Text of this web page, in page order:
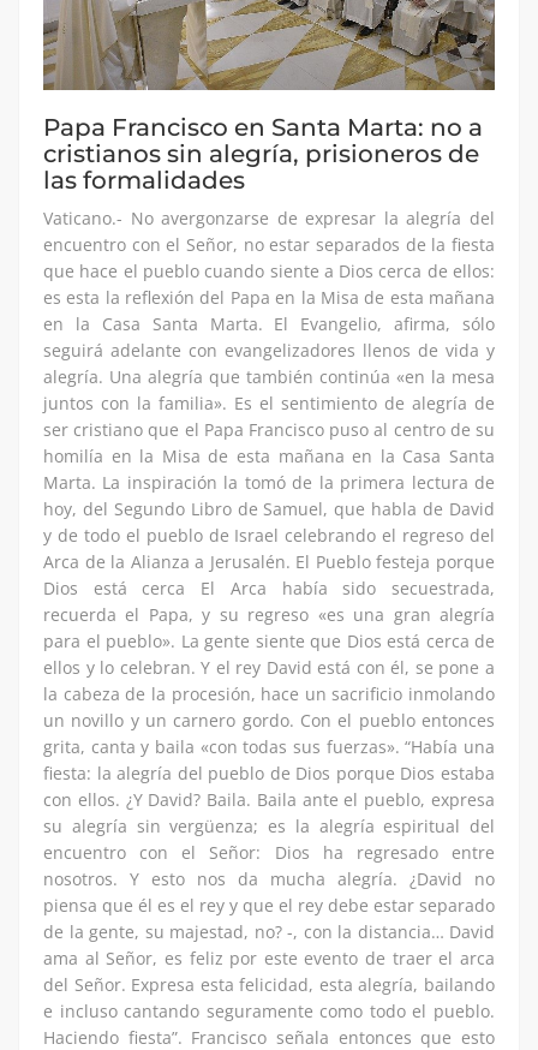
Papa Francisco en Santa Marta: no a
cristianos sin alegría, prisioneros de
las formalidades
Vaticano.- No avergonzarse de expresar la alegría del
encuentro con el Señor, no estar separados de la fiesta
que hace el pueblo cuando siente a Dios cerca de ellos:
es esta la reflexión del Papa en la Misa de esta mañana
en la Casa Santa Marta. El Evangelio, afirma, sólo
seguirá adelante con evangelizadores llenos de vida y
alegría. Una alegría que también continúa «en la mesa
juntos con la familia». Es el sentimiento de alegría de
ser cristiano que el Papa Francisco puso al centro de su
homilía en la Misa de esta mañana en la Casa Santa
Marta. La inspiración la tomó de la primera lectura de
hoy, del Segundo Libro de Samuel, que habla de David
y de todo el pueblo de Israel celebrando el regreso del
Arca de la Alianza a Jerusalén. El Pueblo festeja porque
Dios está cerca El Arca había sido secuestrada,
recuerda el Papa, y su regreso «es una gran alegría
para el pueblo». La gente siente que Dios está cerca de
ellos y lo celebran. Y el rey David está con él, se pone a
la cabeza de la procesión, hace un sacrificio inmolando
un novillo y un carnero gordo. Con el pueblo entonces
grita, canta y baila «con todas sus fuerzas». “Había una
fiesta: la alegría del pueblo de Dios porque Dios estaba
con ellos. ¿Y David? Baila. Baila ante el pueblo, expresa
su alegría sin vergüenza; es la alegría espiritual del
encuentro con el Señor: Dios ha regresado entre
nosotros. Y esto nos da mucha alegría. ¿David no
piensa que él es el rey y que el rey debe estar separado
de la gente, su majestad, no? -, con la distancia… David
ama al Señor, es feliz por este evento de traer el arca
del Señor. Expresa esta felicidad, esta alegría, bailando
e incluso cantando seguramente como todo el pueblo.
Haciendo fiesta”. Francisco señala entonces que esto